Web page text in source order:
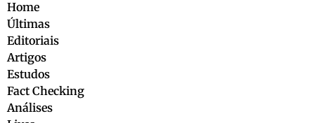
Home
Últimas
Editoriais
Artigos
Estudos
Fact Checking
Análises